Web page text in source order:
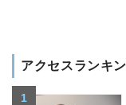
アクセスランキ